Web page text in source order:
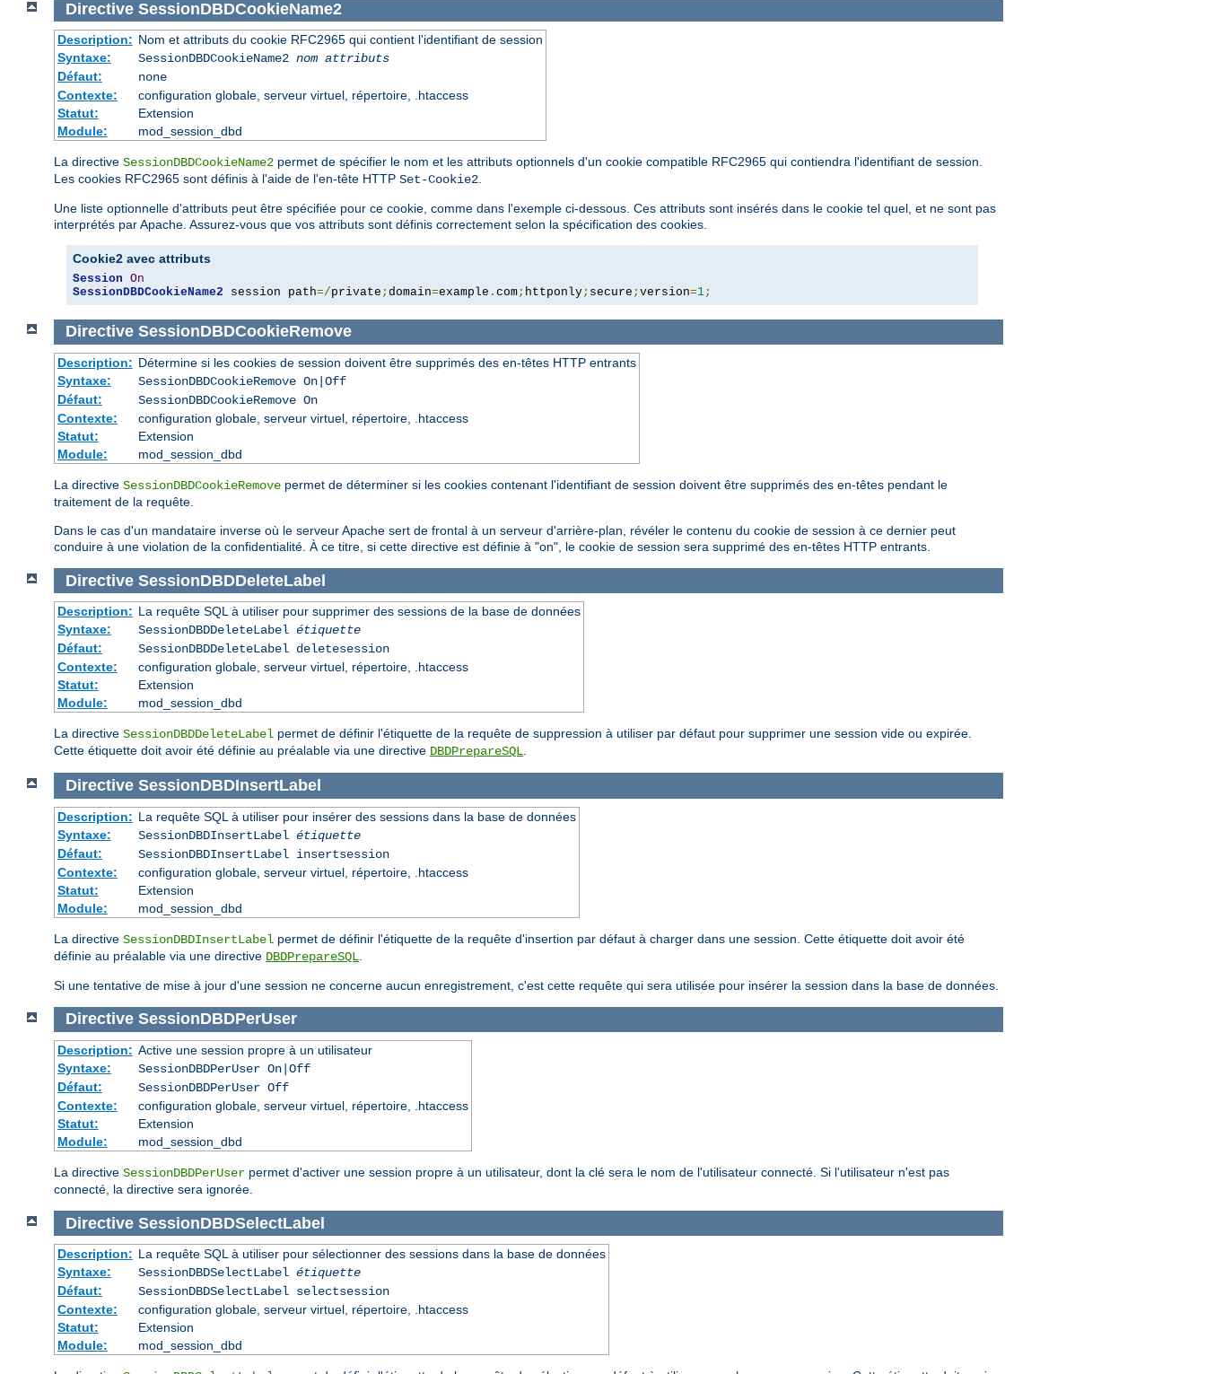
Directive SessionDBDCookieName2
Description: Nom et attributs du cookie RFC2965 qui contient l'identifiant de session
Syntaxe:
SessionDBDCookieName2 nom attributs
Défaut:
none
Contexte:
configuration globale, serveur virtuel, répertoire, .htaccess
Statut:
Extension
Module:
mod_session_dbd
La directive SessionDBDCookieName2 permet de spécifier le nom et les attributs optionnels d'un cookie compatible RFC2965 qui contiendra l'identifiant de session.
Les cookies RFC2965 sont définis à l'aide de l'en-tête HTTP Set-Cookie2.
Une liste optionnelle d'attributs peut être spécifiée pour ce cookie, comme dans l'exemple ci-dessous. Ces attributs sont insérés dans le cookie tel quel, et ne sont pas
interprétés par Apache. Assurez-vous que vos attributs sont définis correctement selon la spécification des cookies.
Cookie2 avec attributs
Session On
SessionDBDCookieName2 session path=/private ; domain=example . com; httponly; secure ; version=1;
Directive SessionDBDCookieRemove
Description: Détermine si les cookies de session doivent être supprimés des en-têtes HTTP entrants
Syntaxe:
SessionDBDCookieRemove On|Off
Défaut:
SessionDBDCookieRemove On
Contexte:
configuration globale, serveur virtuel, répertoire, .htaccess
Statut:
Extension
Module:
mod_session_dbd
La directive SessionDBDCookieRemove permet de déterminer si les cookies contenant l'identifiant de session doivent être supprimés des en-têtes pendant le
traitement de la requête.
Dans le cas d'un mandataire inverse où le serveur Apache sert de frontal à un serveur d'arrière-plan, révéler le contenu du cookie de session à ce dernier peut
conduire à une violation de la confidentialité. À ce titre, si cette directive est définie à "on", le cookie de session sera supprimé des en-têtes HTTP entrants.
Directive SessionDBDDeleteLabel
Description: La requête SQL à utiliser pour supprimer des sessions de la base de données
Syntaxe:
SessionDBDDeleteLabel étiquette
Défaut:
SessionDBDDeleteLabel deletesession
Contexte:
configuration globale, serveur virtuel, répertoire, .htaccess
Statut:
Extension
Module:
mod_session_dbd
La directive SessionDBDDeleteLabel permet de définir l'étiquette de la requête de suppression à utiliser par défaut pour supprimer une session vide ou expirée.
Cette étiquette doit avoir été définie au préalable via une directive DBDPrepareSQL
Directive SessionDBDInsertLabel
Description: La requête SQL à utiliser pour insérer des sessions dans la base de données
Syntaxe:
SessionDBDInsertLabel étiquette
Défaut:
SessionDBDInsertLabel insertsession
Contexte:
configuration globale, serveur virtuel, répertoire, .htaccess
Statut:
Extension
Module:
mod_session_dbd
La directive SessionDBDInsertLabel permet de définir l'étiquette de la requête d'insertion par défaut à charger dans une session. Cette étiquette doit avoir été
définie au préalable via une directive DBDPrepareSQL
Si une tentative de mise à jour d'une session ne concerne aucun enregistrement, c'est cette requête qui sera utilisée pour insérer la session dans la base de données.
Directive SessionDBDPerUser
Description: Active une session propre à un utilisateur
Syntaxe:
SessionDBDPerUser On|Off
Défaut:
SessionDBDPerUser Off
Contexte:
configuration globale, serveur virtuel, répertoire, .htaccess
Statut:
Extension
Module:
mod_session_dbd
La directive SessionDBDPerUser permet d'activer une session propre à un utilisateur, dont la clé sera le nom de l'utilisateur connecté. Si l'utilisateur n'est pas
connecté, la directive sera ignorée.
Directive SessionDBDSelectLabel
Description: La requête SQL à utiliser pour sélectionner des sessions dans la base de données
Syntaxe:
SessionDBDSelectLabel étiquette
Défaut:
SessionDBDSelectLabel selectsession
Contexte:
configuration globale, serveur virtuel, répertoire, .htaccess
Statut:
Extension
Module:
mod_session_dbd